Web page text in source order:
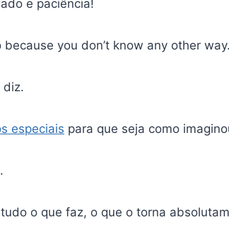
e paciência!
you don’t know any other way.
diz.
especiais para que seja como
o que faz, o que o torna